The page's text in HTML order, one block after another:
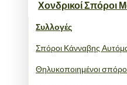
Χονδρικοί Σπόροι
Συλλογές
Σπόροι Κάνναβης
Θηλυκοποιημένοι